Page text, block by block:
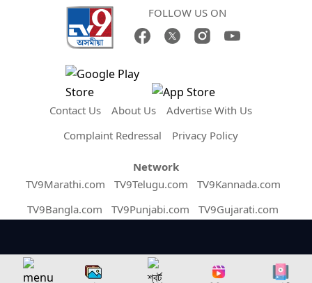
FOLLOW US ON
Contact Us About Us
Advertise With Us
Complaint Redressal
Privacy Policy
Network
TV9Marathi.com
TV9Telugu.com
TV9Kannada.com
TV9Bangla.com
TV9Punjabi.com
TV9Gujarati.com
News9live.com
Tv9English.com
TV9 Uttar Pradesh